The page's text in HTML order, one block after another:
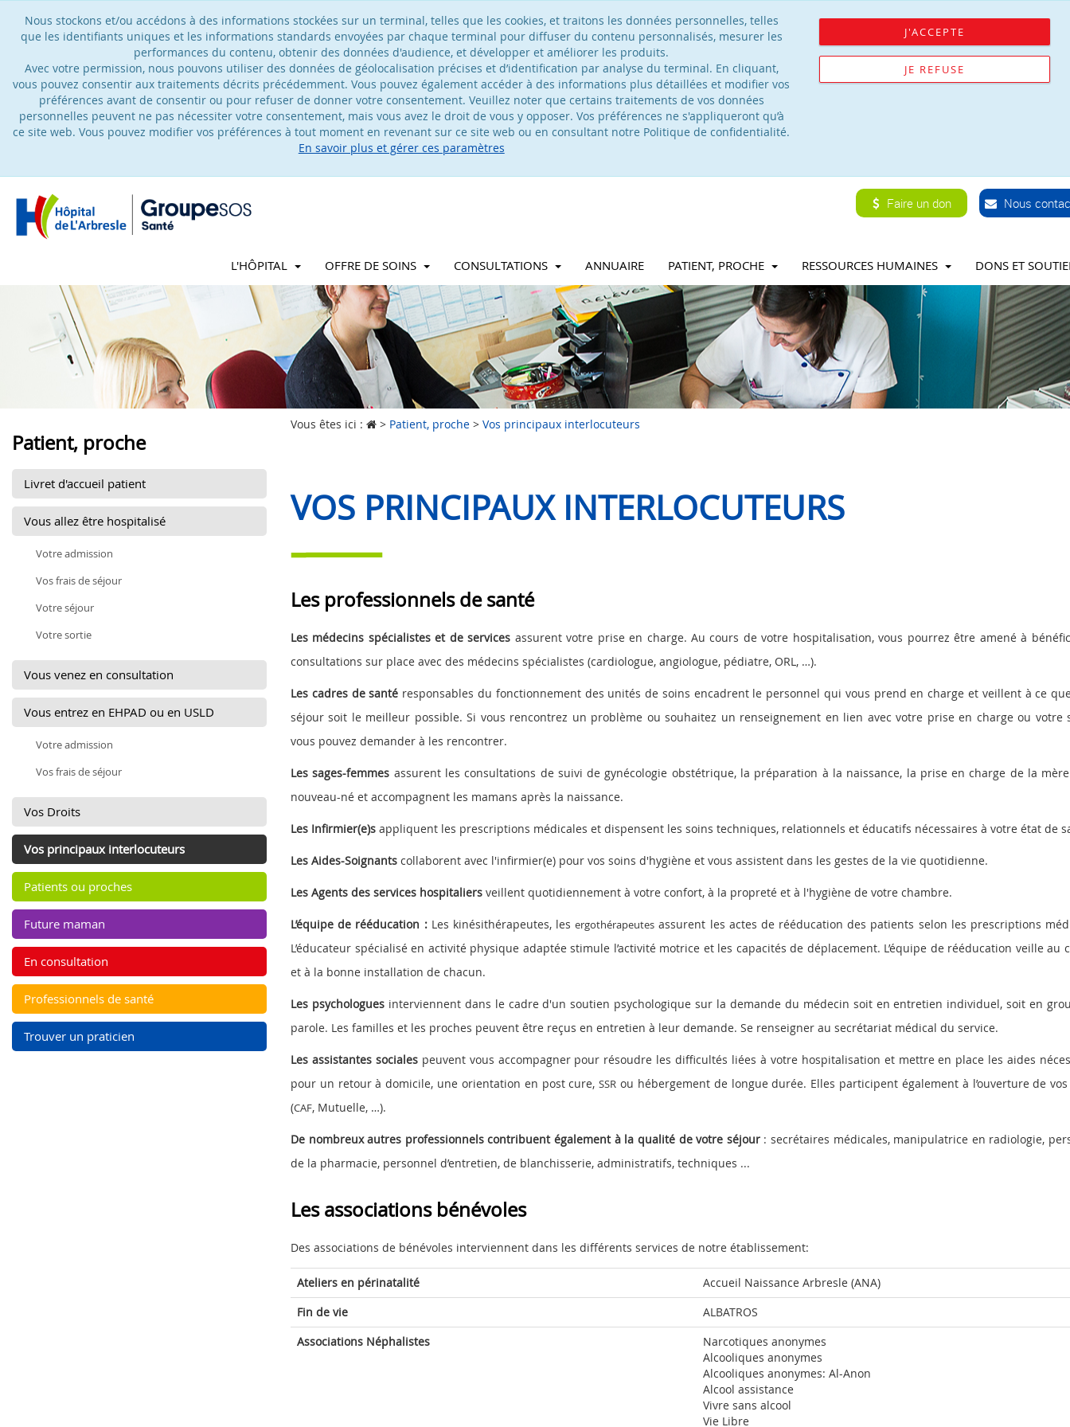
Nous stockons et/ou accédons à des informations stockées sur un terminal, telles que les cookies, et traitons les données personnelles, telles
que les identifiants uniques et les informations standards envoyées par chaque terminal pour diffuser du contenu personnalisés, mesurer les
performances du contenu, obtenir des données d'audience, et développer et améliorer les produits.
Avec votre permission, nous pouvons utiliser des données de géolocalisation précises et d’identification par analyse du terminal. En cliquant,
vous pouvez consentir aux traitements décrits précédemment. Vous pouvez également accéder à des informations plus détaillées et modifier vos
préférences avant de consentir ou pour refuser de donner votre consentement. Veuillez noter que certains traitements de vos données
personnelles peuvent ne pas nécessiter votre consentement, mais vous avez le droit de vous y opposer. Vos préférences ne s'appliqueront qu’à
ce site web. Vous pouvez modifier vos préférences à tout moment en revenant sur ce site web ou en consultant notre Politique de confidentialité.
En savoir plus et gérer ces paramètres
J'ACCEPTE
JE REFUSE
Faire un don Nous
L'HÔPITAL OFFRE DE SOINS CONSULTATIONS ANNUAIRE PATIENT, PROCHE RESSOURCES HUMAINES DONS ET
Patient, proche
Vous êtes ici : > Patient, proche > Vos principaux interlocuteurs
Livret d'accueil patient
Vous allez être hospitalisé
Votre admission
Vos frais de séjour
Votre séjour
Votre sortie
Vous venez en consultation
Vous entrez en EHPAD ou en USLD
Votre admission
Vos frais de séjour
Vos Droits
Vos principaux interlocuteurs
Patients ou proches
Future maman
En consultation
Professionnels de santé
Trouver un praticien
VOS PRINCIPAUX INTERLOCUTEURS
Les professionnels de santé
Les médecins spécialistes et de services assurent votre prise en charge. Au cours de votre hospitalisation, vous pourrez être amené à
consultations sur place avec des médecins spécialistes (cardiologue, angiologue, pédiatre, ORL, …).
Les cadres de santé responsables du fonctionnement des unités de soins encadrent le personnel qui vous prend en charge et veillent à ce
séjour soit le meilleur possible. Si vous rencontrez un problème ou souhaitez un renseignement en lien avec votre prise en charge ou votre
vous pouvez demander à les rencontrer.
Les sages-femmes assurent les consultations de suivi de gynécologie obstétrique, la préparation à la naissance, la prise en charge de la
nouveau-né et accompagnent les mamans après la naissance.
Les Infirmier(e)s appliquent les prescriptions médicales et dispensent les soins techniques, relationnels et éducatifs nécessaires à votre état de
Les Aides-Soignants collaborent avec l'infirmier(e) pour vos soins d'hygiène et vous assistent dans les gestes de la vie quotidienne.
Les Agents des services hospitaliers veillent quotidiennement à votre confort, à la propreté et à l'hygiène de votre chambre.
L’équipe de rééducation :Les kinésithérapeutes, lesergothérapeutes assurent les actes de rééducation des patients selon les prescriptions
L’éducateur spécialisé en activité physique adaptée stimule l’activité motrice et les capacités de déplacement. L’équipe de rééducation veille au
et à la bonne installation de chacun.
Les psychologuesinterviennent dans le cadre d'un soutien psychologique sur la demande du médecin soit en entretien individuel, soit en
parole. Les familles et les proches peuvent être reçus en entretien à leur demande. Se renseigner au secrétariat médical du service.
Les assistantes socialespeuvent vous accompagner pour résoudre les difficultés liées à votre hospitalisation et mettre en place les aides
pour un retour à domicile, une orientation en post cure,SSR ou hébergement de longue durée. Elles participent également à l’ouverture de
(CAF, Mutuelle, …).
De nombreux autres professionnels contribuent également à la qualité de votre séjour: secrétaires médicales, manipulatrice en radiologie,
de la pharmacie, personnel d’entretien, de blanchisserie, administratifs, techniques ...
Les associations bénévoles
Des associations de bénévoles interviennent dans les différents services de notre établissement:
Ateliers en périnatalité
Accueil Naissance Arbresle (ANA)
Fin de vie
ALBATROS
Associations Néphalistes
Narcotiques anonymes
Alcooliques anonymes
Alcooliques anonymes: Al-Anon
Alcool assistance
Vivre sans alcool
Vie Libre